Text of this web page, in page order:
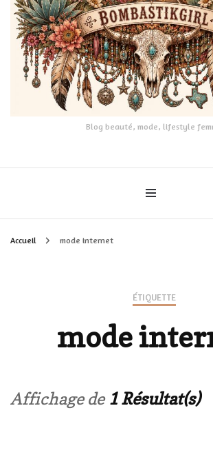
Blog beauté, mode, lifestyle
Accueil mode internet
ÉTIQUETTE
mode
Affichage de 1 Résultat(s)